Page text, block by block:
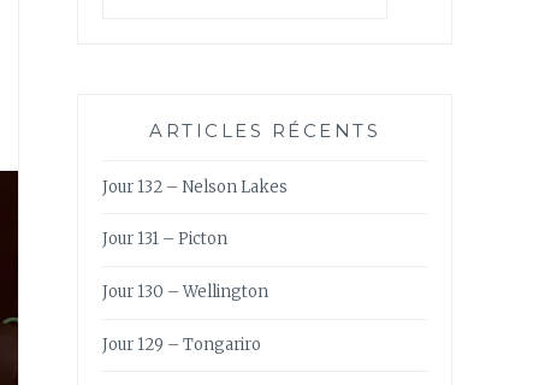
ARTICLES RÉCENTS
Jour 132 – Nelson Lakes
Jour 131 – Picton
Jour 130 – Wellington
Jour 129 – Tongariro